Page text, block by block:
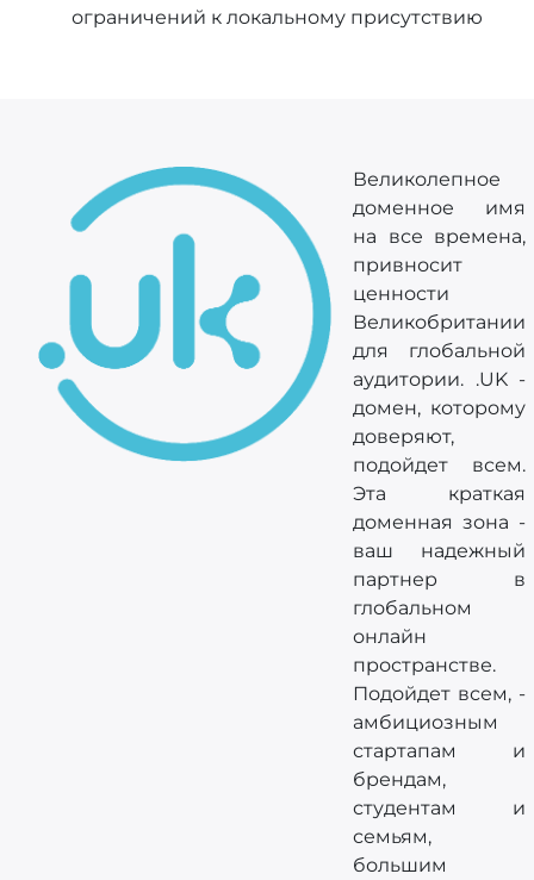
ограничений к локальному присутствию
Великолепное
доменное имя
на все времена,
привносит
ценности
Великобритании
для глобальной
аудитории. .UK -
домен, которому
доверяют,
подойдет всем.
Эта краткая
доменная зона -
ваш надежный
партнер в
глобальном
онлайн
пространстве.
Подойдет всем, -
амбициозным
стартапам и
брендам,
студентам и
семьям,
большим